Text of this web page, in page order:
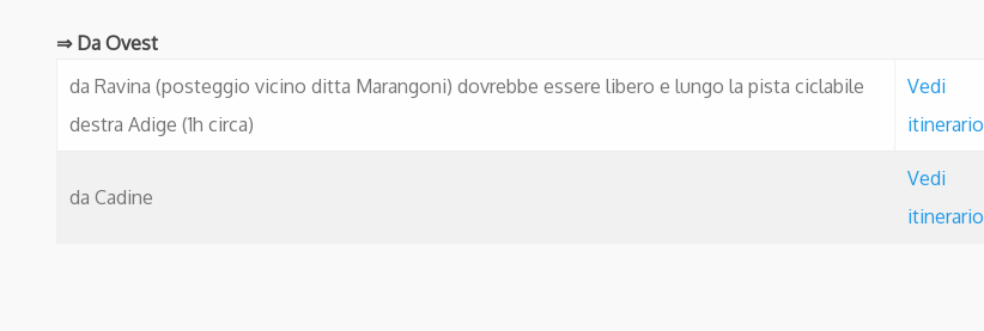
⇒ Da Ovest
da Ravina (posteggio vicino ditta Marangoni) dovrebbe essere libero e lungo la pista ciclabile
destra Adige (1h circa)
Vedi
itinerario
da Cadine
Vedi
itinerario